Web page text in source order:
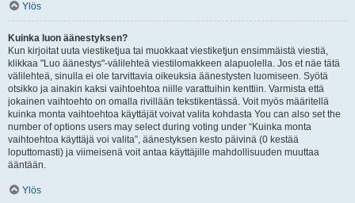
Ylös
Kuinka luon äänestyksen?
Kun kirjoitat uuta viestiketjua tai muokkaat viestiketjun ensimmäistä viestiä,
klikkaa "Luo äänestys"-välilehteä viestilomakkeen alapuolella. Jos et näe tätä
välilehteä, sinulla ei ole tarvittavia oikeuksia äänestysten luomiseen. Syötä
otsikko ja ainakin kaksi vaihtoehtoa niille varattuihin kenttiin. Varmista että
jokainen vaihtoehto on omalla rivillään tekstikentässä. Voit myös määritellä
kuinka monta vaihtoehtoa käyttäjät voivat valita kohdasta You can also set the
number of options users may select during voting under “Kuinka monta
vaihtoehtoa käyttäjä voi valita”, äänestyksen kesto päivinä (0 kestää
loputtomasti) ja viimeisenä voit antaa käyttäjille mahdollisuuden muuttaa
ääntään.
Ylös